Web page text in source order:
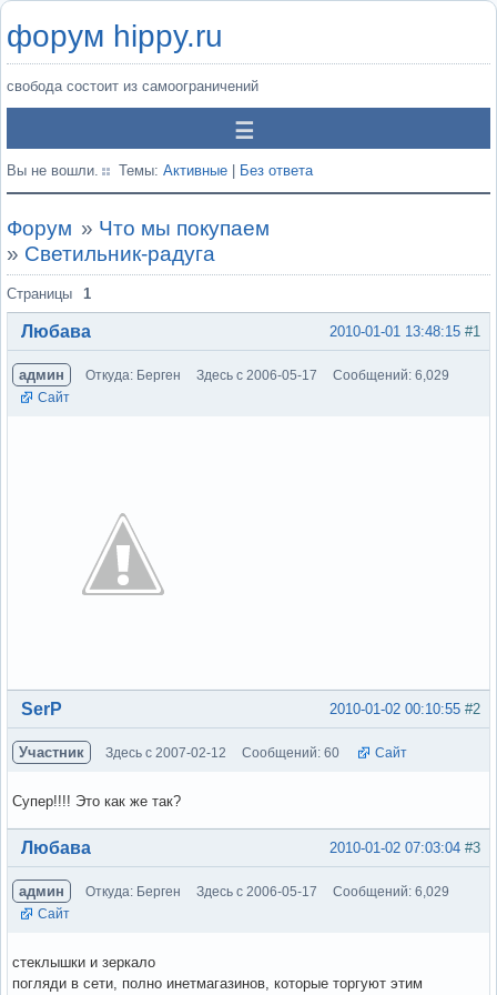
форум hippy.ru
свобода состоит из самоограничений
Вы не вошли. Темы: Активные Без ответа
Форум » Что мы покупаем
» Светильник-радуга
Страницы 1
#1
2010-01-01 13:48:15
Любава
админ Откуда: Берген Здесь с 2006-05-17
Сообщений: 6,029
Сайт
Вне форума #2
2010-01-02 00:10:55
SerP
Участник Здесь с 2007-02-12 Сообщений: 60 Сайт
Супер!!!! Это как же так?
Вне форума #3
2010-01-02 07:03:04
Любава
админ Откуда: Берген Здесь с 2006-05-17
Сообщений: 6,029
Сайт
стеклышки и зеркало
погляди в сети, полно инетмагазинов, которые торгуют этим